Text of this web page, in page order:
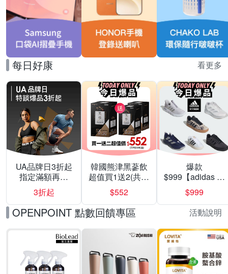
每日好康 看更多
UA品牌日3折起
指定滿額再折
200
3折起
韓國熊津黑蔘飲
超值買1送2(共24
入組)
$552
爆款
$999【adidas 愛
迪達】男/女 精選
運動鞋休閒鞋 任
選均一價
$999
OPENPOINT 點數回饋專區 活動說明